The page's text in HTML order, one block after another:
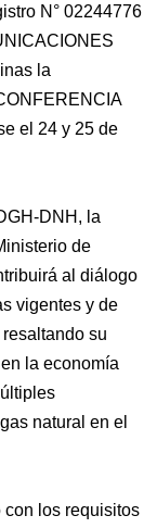
N° 02244776
la
el 24 y 25 de
DNH, la
de
al diálogo
vigentes y de
su
la economía
natural en el
los requisitos